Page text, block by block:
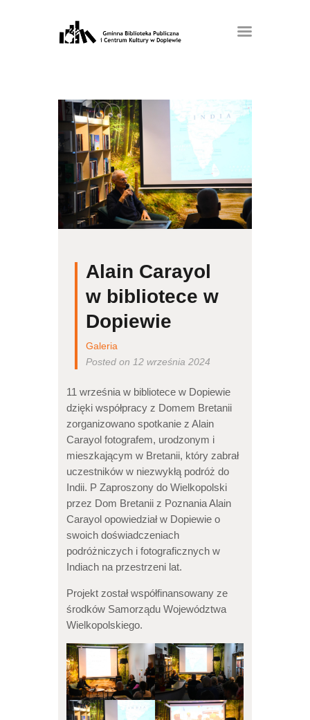
Alain Carayol
w bibliotece w
Dopiewie
Galeria
Posted on 12 września 2024
11 września w bibliotece w Dopiewie
dzięki współpracy z Domem Bretanii
zorganizowano spotkanie z Alain
Carayol fotografem, urodzonym i
mieszkającym w Bretanii, który zabrał
uczestników w niezwykłą podróż do
Indii. P Zaproszony do Wielkopolski
przez Dom Bretanii z Poznania Alain
Carayol opowiedział w Dopiewie o
swoich doświadczeniach
podróżniczych i fotograficznych w
Indiach na przestrzeni lat.
Projekt został współfinansowany ze
środków Samorządu Województwa
Wielkopolskiego.